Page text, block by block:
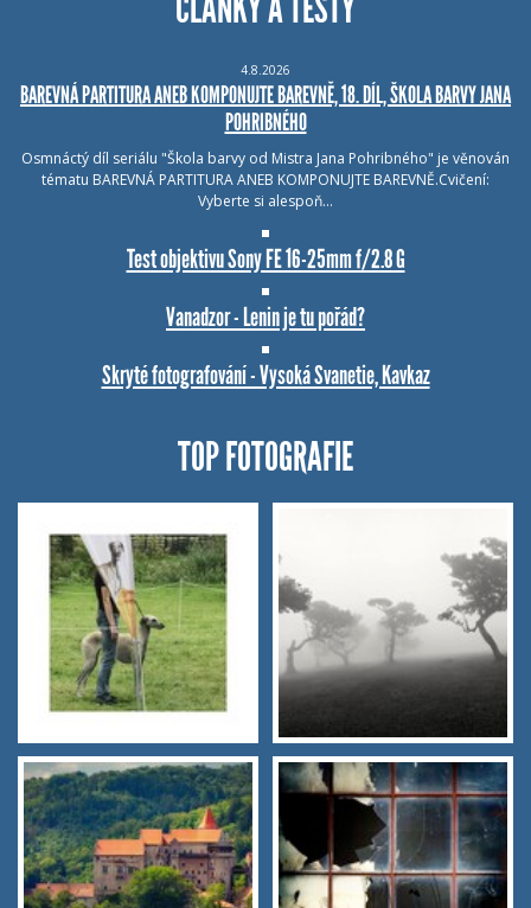
4.8.2026
BAREVNÁ PARTITURA ANEB KOMPONUJTE BAREVNĚ, 18. DÍL, ŠKOLA BARVY JANA
POHRIBNÉHO
Osmnáctý díl seriálu "Škola barvy od Mistra Jana Pohribného" je věnován
tématu BAREVNÁ PARTITURA ANEB KOMPONUJTE BAREVNĚ.Cvičení:
Vyberte si alespoň…
Test objektivu Sony FE 16-25mm f/2.8 G
Vanadzor - Lenin je tu pořád?
Skryté fotografování - Vysoká Svanetie, Kavkaz
TOP FOTOGRAFIE